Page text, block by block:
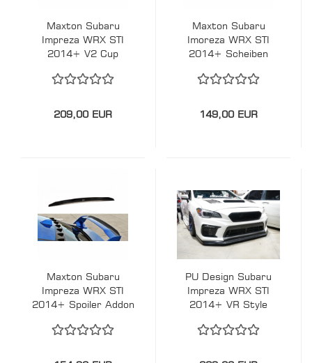
Maxton Subaru
Impreza WRX STI
2014+ V2 Cup
209,00 EUR
Maxton Subaru
Imoreza WRX STI
2014+ Scheiben
Generator
149,00 EUR
Maxton Subaru
Impreza WRX STI
2014+ Spoiler Addon
PU Design Subaru
Impreza WRX STI
2014+ VR Style
Polyurethane